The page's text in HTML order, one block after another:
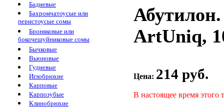
Бадиевые
Бахромчатоусые или
перистоусые сомы
Броняковые или
бокочешуйниковые сомы
Бычковые
Вьюновые
Гудиевые
Иглобрюхие
Карповые
Карпозубые
Клинобрюхие
ArtUniq,
Цена: 214 руб.
В настоящее время этого